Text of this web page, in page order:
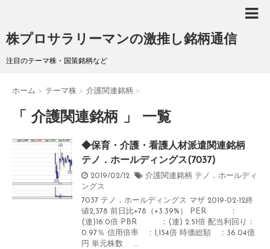
株プロサラリーマンの激推し銘柄通信
注目のテーマ株・国策銘柄など
ホーム > テーマ株 > 介護関連銘柄 >
「 介護関連銘柄 」 一覧
◆保育・介護・看護人材派遣関連銘柄
テノ．ホールディングス(7037)
2019/02/12 介護関連銘柄 テノ．ホールディ
ングス
7037 テノ．ホールディングス マザ 2019-02-12終
値2,378 前日比+78（+3.39%） PER ：
(連)16.0倍 PBR ：(連) 2.51倍 配当利回り：
0.97％ 信用倍率 ：1,154倍 時価総額 ：36.04億
円 単元株数 ...